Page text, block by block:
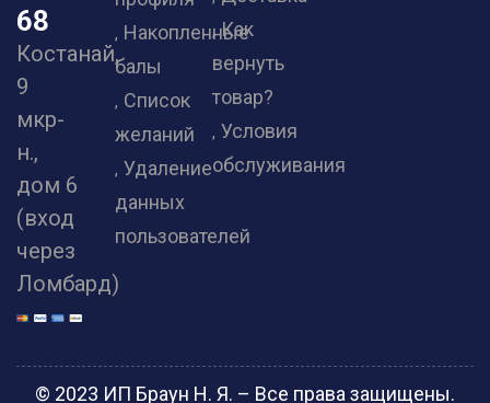
68
Костанай,
9
мкр-
н.,
дом 6
(вход
через
Ломбард)
Накопленные
балы
Список
желаний
Удаление
данных
пользователей
Как
вернуть
товар?
Условия
обслуживания
© 2023 ИП Браун Н. Я. – Все права защищены.